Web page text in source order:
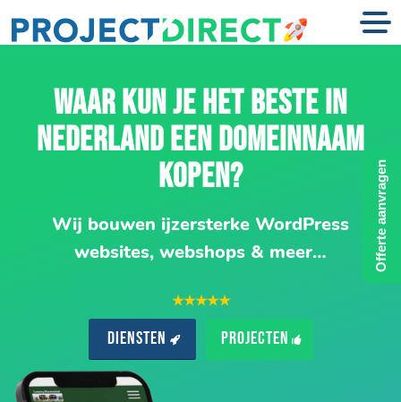
WAAR KUN JE HET BESTE IN
NEDERLAND EEN DOMEINNAAM
KOPEN?
Wij bouwen ijzersterke WordPress
websites, webshops & meer…
★★★★★
Diensten Projecten
Offerte aanvragen